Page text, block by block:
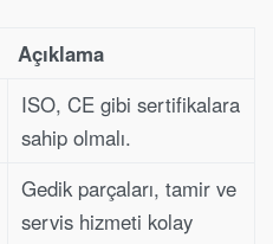
Açıklama
ISO, CE gibi sertifikalara
sahip olmalı.
Gedik parçaları, tamir ve
servis hizmeti kolay